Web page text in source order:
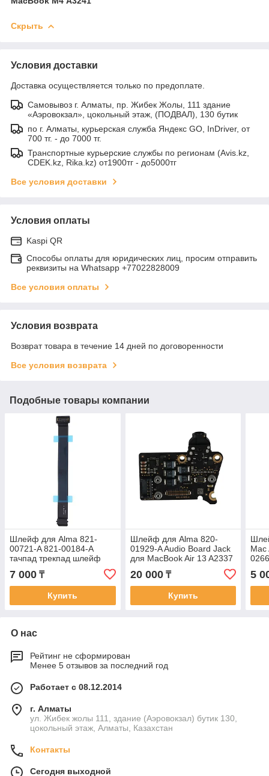
Скрыть
Условия доставки
Доставка осуществляется только по предоплате.
Самовывоз г. Алматы, пр. Жибек Жолы, 111 здание
«Аэровокзал», цокольный этаж, (ПОДВАЛ), 130 бутик
по г. Алматы, курьерская служба Яндекс GO, InDriver, от
700 тг. - до 7000 тг.
Транспортные курьерские службы по регионам (Avis.kz,
CDEK.kz, Rika.kz) от1900тг - до5000тг
Все условия доставки
Условия оплаты
Kaspi QR
Способы оплаты для юридических лиц, просим отправить
реквизиты на Whatsapp +77022828009
Все условия оплаты
Условия возврата
Возврат товара в течение 14 дней по договоренности
Все условия возврата
Подобные товары компании
Шлейф для Alma 821-
00721-A 821-00184-A
тачпад трекпад шлейф
для A1502 2015 2016 год
7 000 ₸
Купить
Шлейф для Alma 820-
01929-A Audio Board Jack
для MacBook Air 13 A2337
20 000₸
Купить
Mac
5
О нас
Рейтинг не сформирован
Менее 5 отзывов за последний год
Работает с 08.12.2014
г. Алматы
ул. Жибек жолы 111, здание (Аэровокзал) бутик 130,
цокольный этаж, Алматы, Казахстан
Контакты
Сегодня выходной